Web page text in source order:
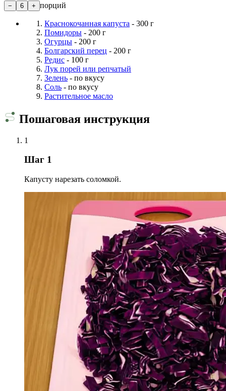
− 6 + порций
Краснокочанная капуста - 300 г
Помидоры - 200 г
Огурцы - 200 г
Болгарский перец - 200 г
Редис - 100 г
Лук порей или репчатый
Зелень - по вкусу
Соль - по вкусу
Растительное масло
Пошаговая инструкция
1
Шаг 1
Капусту нарезать соломкой.